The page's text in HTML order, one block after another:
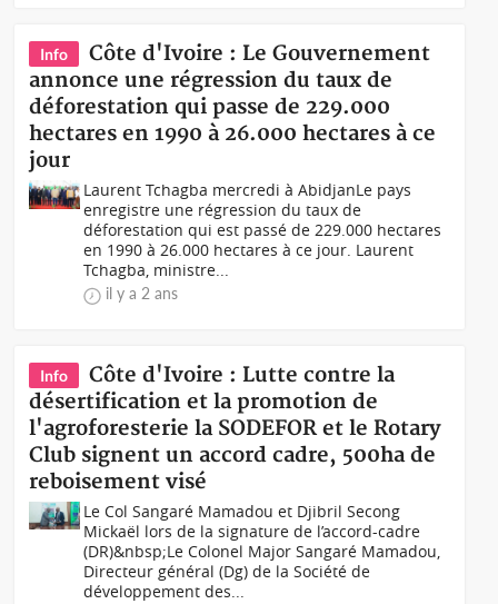
Info
Côte d'Ivoire : Le Gouvernement
annonce une régression du taux de
déforestation qui passe de 229.000
hectares en 1990 à 26.000 hectares à ce
jour
Laurent Tchagba mercredi à AbidjanLe pays
enregistre une régression du taux de
déforestation qui est passé de 229.000 hectares
en 1990 à 26.000 hectares à ce jour. Laurent
Tchagba, ministre...
il y a 2 ans
Info
Côte d'Ivoire : Lutte contre la
désertification et la promotion de
l'agroforesterie la SODEFOR et le Rotary
Club signent un accord cadre, 500ha de
reboisement visé
Le Col Sangaré Mamadou et Djibril Secong
Mickaël lors de la signature de l’accord-cadre
(DR) &nbsp;Le Colonel Major Sangaré Mamadou,
Directeur général (Dg) de la Société de
développement des...